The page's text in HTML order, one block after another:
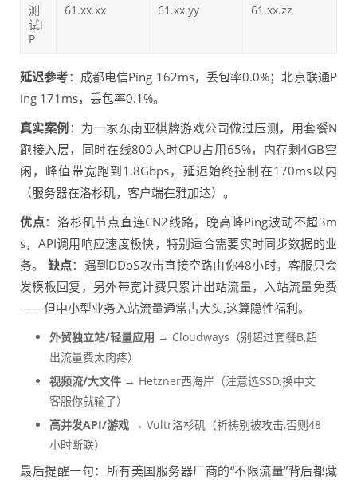
测
试I
P
61.xx.xx 61.xx.yy 61.xx.zz
延迟参考：成都电信Ping 162ms，丢包率0.0%；北京联通P
ing 171ms，丢包率0.1%。
真实案例 ：为一家东南亚棋牌游戏公司做过压测，用套餐N
跑接入层，同时在线800人时CPU占用65%，内存剩4GB空
闲，峰值带宽跑到1.8Gbps，延迟始终控制在170ms以内
（服务器在洛杉矶，客户端在雅加达）。
优点：洛杉矶节点直连CN2线路，晚高峰Ping波动不超3m
s，API调用响应速度极快，特别适合需要实时同步数据的业
务。 缺点：遇到DDoS攻击直接空路由你48小时，客服只会
发模板回复，另外带宽计费只累计出站流量，入站流量免费
——但中小型业务入站流量通常占大头,这算隐性福利。
外贸独立站/轻量应用 → Cloudways（别超过套餐B,超
出流量费太肉疼）
视频流/大文件→ Hetzner西海岸（注意选SSD,换中文
客服你就输了）
高并发API/游戏→ Vultr洛杉矶（祈祷别被攻击,否则48
小时断联）
最后提醒一句：所有美国服务器厂商的“不限流量”背后都藏